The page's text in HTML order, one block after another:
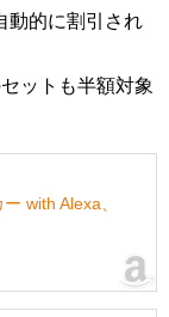
動的に割引され
ットも半額対象
with Alexa、